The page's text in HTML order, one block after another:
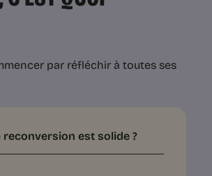
par réfléchir à toutes ses
est solide ?